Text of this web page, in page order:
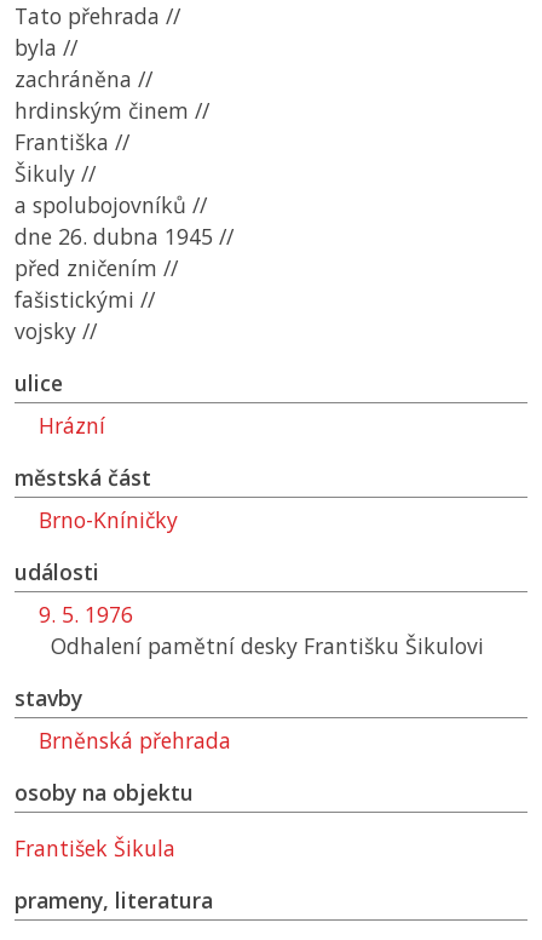
Tato přehrada //
byla //
zachráněna //
hrdinským činem //
Františka //
Šikuly //
a spolubojovníků //
dne 26. dubna 1945 //
před zničením //
fašistickými //
vojsky //
ulice
Hrázní
městská část
Brno-Kníničky
události
9. 5. 1976
Odhalení pamětní desky Františku Šikulovi
stavby
Brněnská přehrada
osoby na objektu
František Šikula
prameny, literatura